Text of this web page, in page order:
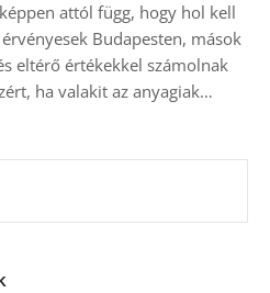
attól függ, hogy hol kell
Budapesten, mások
eltérő értékekkel számolnak
ha valakit az anyagiak…